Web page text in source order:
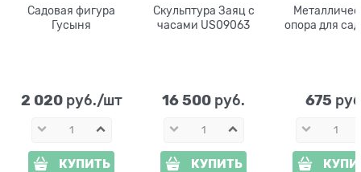
Садовая фигура
Гусыня
2 020 руб./шт
КУПИТЬ
Скульптура Заяц с
часами US09063
16 500 руб.
КУПИТЬ
опора для
675